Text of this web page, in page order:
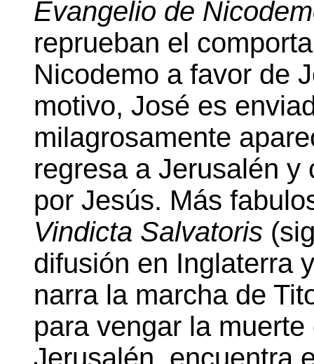
Evangelio de
reprueban el
Nicodemo a favor de
motivo, José es
milagrosamente
regresa a Jerusalén y
por Jesús. Más
Vindicta Salvatoris
difusión en Inglaterra
narra la marcha de
para vengar la
Jerusalén, encuentra